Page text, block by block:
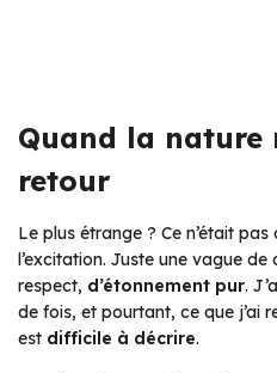
Quand la nature
retour
Le plus étrange ? Ce n’était
l’excitation. Juste une vague de
respect, d’étonnement pur.
de fois, et pourtant, ce que j’ai
est difficile à décrire.